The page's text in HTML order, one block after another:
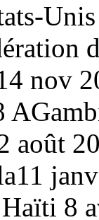
nov
A
août
11
Haïti 8